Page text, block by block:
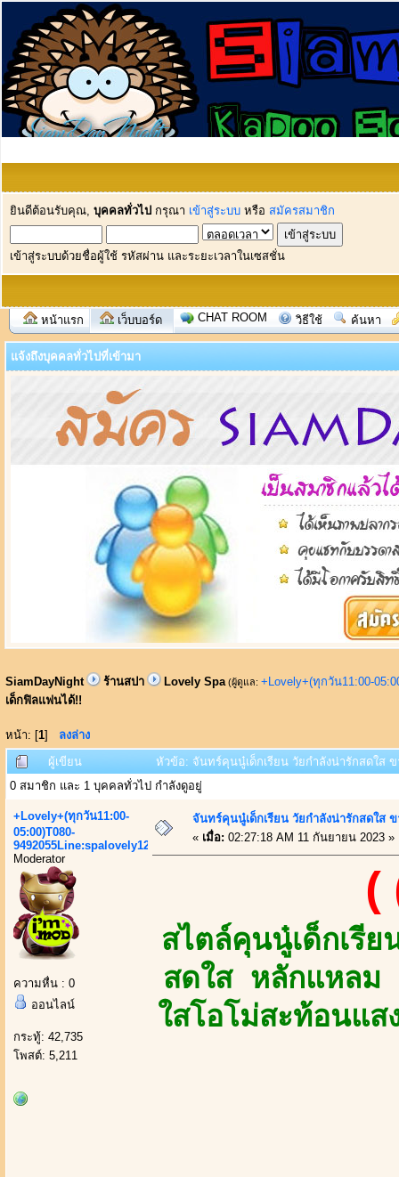
ยินดีต้อนรับคุณ, บุคคลทั่วไป กรุณา เข้าสู่ระบบ หรือ สมัครสมาชิก
เข้าสู่ระบบด้วยชื่อผู้ใช้ รหัสผ่าน และระยะเวลาในเซสชั่น
หน้าแรก เว็บบอร์ด CHAT ROOM วิธีใช้ ค้นหา
แจ้งถึงบุคคลทั่วไปที่เข้ามา
SiamDayNight ร้านสปา Lovely Spa (ผู้ดูแล: +Lovely+(ทุกวัน11:00-
เด็กฟิลแฟนได้!!
หน้า: [1] ลงล่าง
ผู้เขียน
หัวข้อ: จันทร์คุนนู๋เด็กเรียน วัยกำลังน่ารักสดใส
0 สมาชิก และ 1 บุคคลทั่วไป กำลังดูอยู่
+Lovely+(ทุกวัน11:00-
05:00)T080-
9492055Line:spalovely123
Moderator
ความหื่น : 0
ออนไลน์
กระทู้: 42,735
โพสต์: 5,211
จันทร์คุนนู๋เด็กเรียน วัยกำลังน่ารักสดใส
« เมื่อ: 02:27:18 AM 11 กันยายน 2023 »
สไตล์คุนนู๋เด็กเรี
สดใส หลักแหลม
ใสโอโม่สะท้อนแ